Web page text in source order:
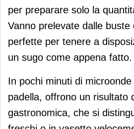
per preparare solo la
Vanno prelevate dalle buste
perfette per tenere a
un sugo come appena fatto.
In pochi minuti di
padella, offrono un risultato
gastronomica, che si